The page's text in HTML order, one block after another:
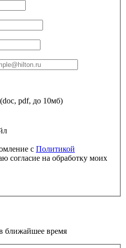
pdf, до 10мб)
с Политикой
ближайшее время